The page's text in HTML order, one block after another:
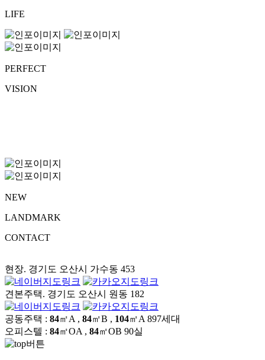
LIFE
PERFECT
VISION
NEW
LANDMARK
CONTACT
현장. 경기도 오산시 가수동 453
견본주택. 경기도 오산시 원동 182
공동주택 : 84㎡A , 84㎡B , 104㎡A897세대
오피스텔 : 84㎡OA , 84㎡OB 90실